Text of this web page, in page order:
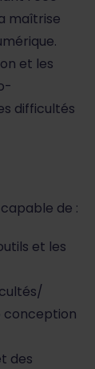
maîtrise
et les
difficultés
de :
et les
conception
des